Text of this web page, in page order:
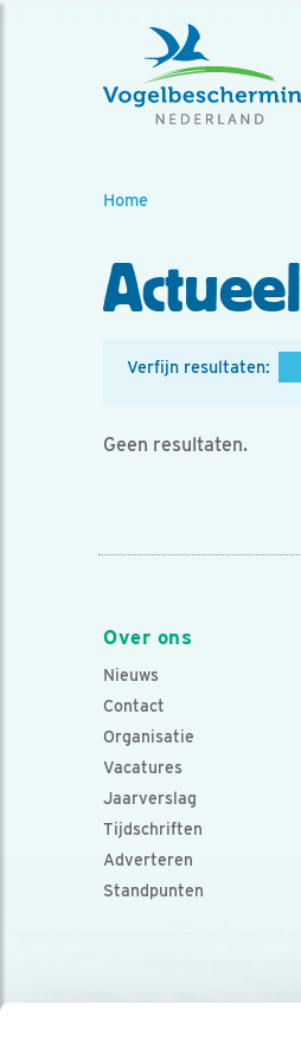
Home
Actueel
Verfijn resultaten:
Geen resultaten.
Over ons
Nieuws
Contact
Organisatie
Vacatures
Jaarverslag
Tijdschriften
Adverteren
Standpunten